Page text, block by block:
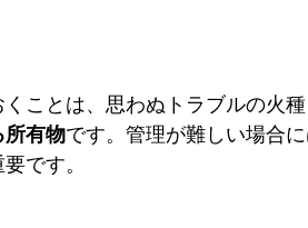
ことは、思わぬトラブルの火
所有物です。管理が難しい場合
です。